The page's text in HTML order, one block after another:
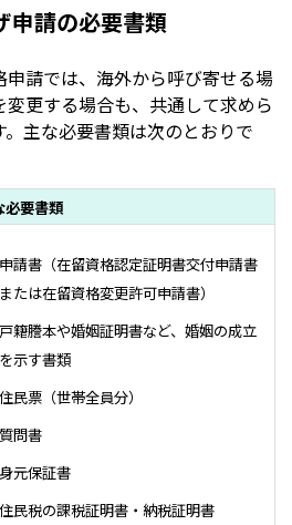
申請の必要書類
請では、海外から呼び寄せる場
更する場合も、共通して求めら
主な必要書類は次のとおりで
必要書類
申請書（在留資格認定証明書交付申請書
または在留資格変更許可申請書）
戸籍謄本や婚姻証明書など、婚姻の成立
を示す書類
住民票（世帯全員分）
質問書
身元保証書
住民税の課税証明書・納税証明書